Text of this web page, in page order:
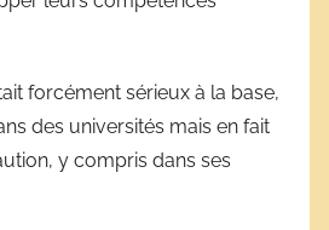
s
c
o
forcément sérieux à la base,
des universités mais en fait
y compris dans ses